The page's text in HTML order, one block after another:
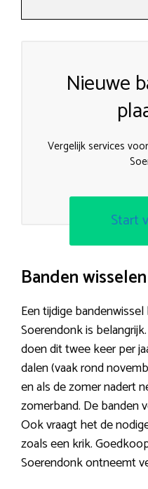
Nieuwe
Vergelijk services
Start
Banden
Een tijdige
Soerendonk is
doen dit twee keer per
dalen (vaak rond
en als de zomer nadert
zomerband. De banden
Ook vraagt het de
zoals een krik.
Soerendonk ontneemt